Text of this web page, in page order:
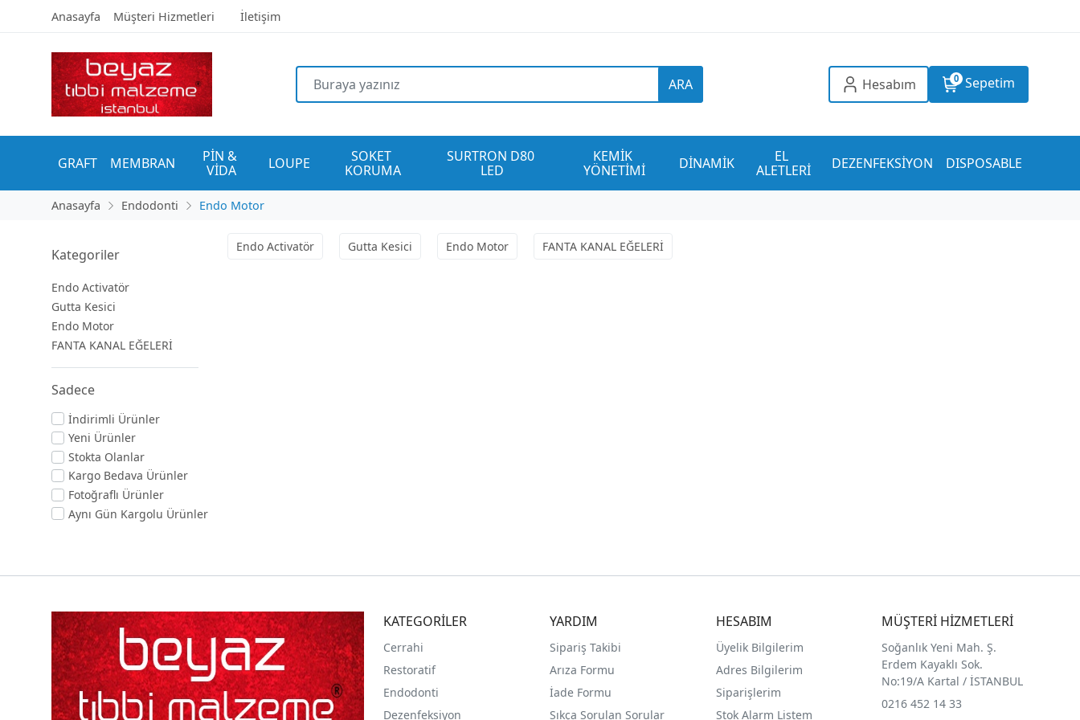
Anasayfa Müşteri Hizmetleri İletişim
ARA Hesabım 0 Sepetim
GRAFT MEMBRAN
PİN &
VİDA
LOUPE
SOKET
KORUMA
SURTRON D80
LED
KEMİK
YÖNETİMİ
DİNAMİK
EL
ALETLERİ
DEZENFEKSİYON DISPOSABLE
Anasayfa Endodonti Endo Motor
Kategoriler
Endo Activatör
Gutta Kesici
Endo Motor
FANTA KANAL EĞELERİ
Sadece
İndirimli Ürünler
Yeni Ürünler
Stokta Olanlar
Kargo Bedava Ürünler
Fotoğraflı Ürünler
Aynı Gün Kargolu Ürünler
Endo Activatör Gutta Kesici Endo Motor FANTA KANAL EĞELERİ
KATEGORİLER
Cerrahi
Restoratif
Endodonti
Dezenfeksiyon
YARDIM
Sipariş Takibi
Arıza Formu
İade Formu
Sıkça Sorulan Sorular
HESABIM
Üyelik Bilgilerim
Adres Bilgilerim
Siparişlerim
Stok Alarm Listem
MÜŞTERİ HİZMETLERİ
Soğanlık Yeni Mah. Ş.
Erdem Kayaklı Sok.
No:19/A Kartal / İSTANBUL
0216 452 14 33